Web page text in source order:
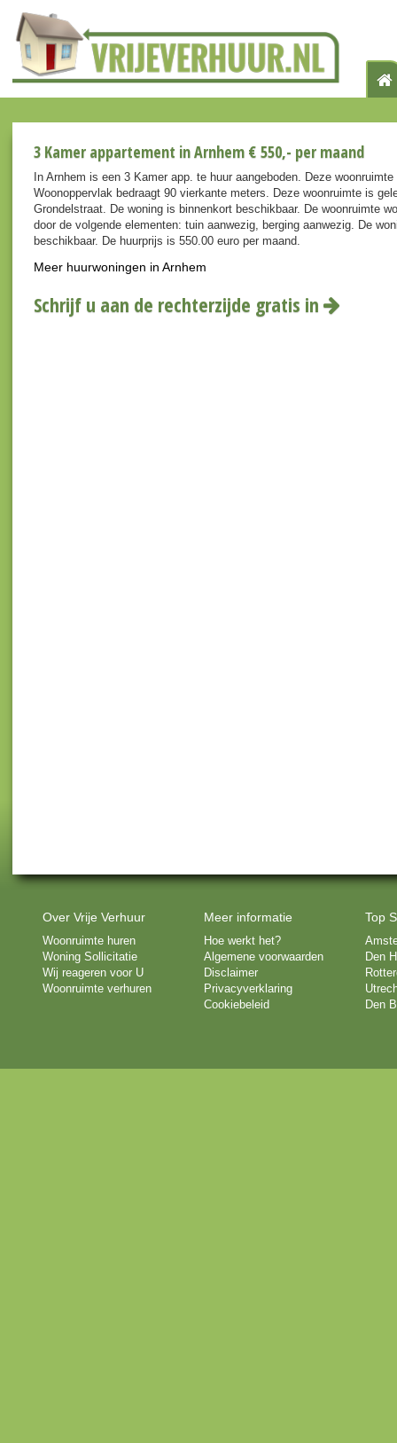
3 Kamer appartement in Arnhem € 550,- per maand
In Arnhem is een 3 Kamer app. te huur aangeboden. Deze
Woonoppervlak bedraagt 90 vierkante meters. Deze woonruimte is
Grondelstraat. De woning is binnenkort beschikbaar. De woonruimte
door de volgende elementen: tuin aanwezig, berging aanwezig. De
beschikbaar. De huurprijs is 550.00 euro per maand.
Meer huurwoningen in Arnhem
Schrijf u aan de rechterzijde gratis in
Over Vrije Verhuur
Woonruimte huren
Woning Sollicitatie
Wij reageren voor U
Woonruimte verhuren
Meer informatie
Hoe werkt het?
Algemene voorwaarden
Disclaimer
Privacyverklaring
Cookiebeleid
Top
Den
Den